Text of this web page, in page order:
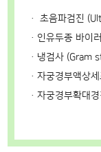
ㆍ 초음파검진
ㆍ인유두종 바이
ㆍ냉검사 (Gram
ㆍ자궁경부액상
ㆍ자궁경부확대